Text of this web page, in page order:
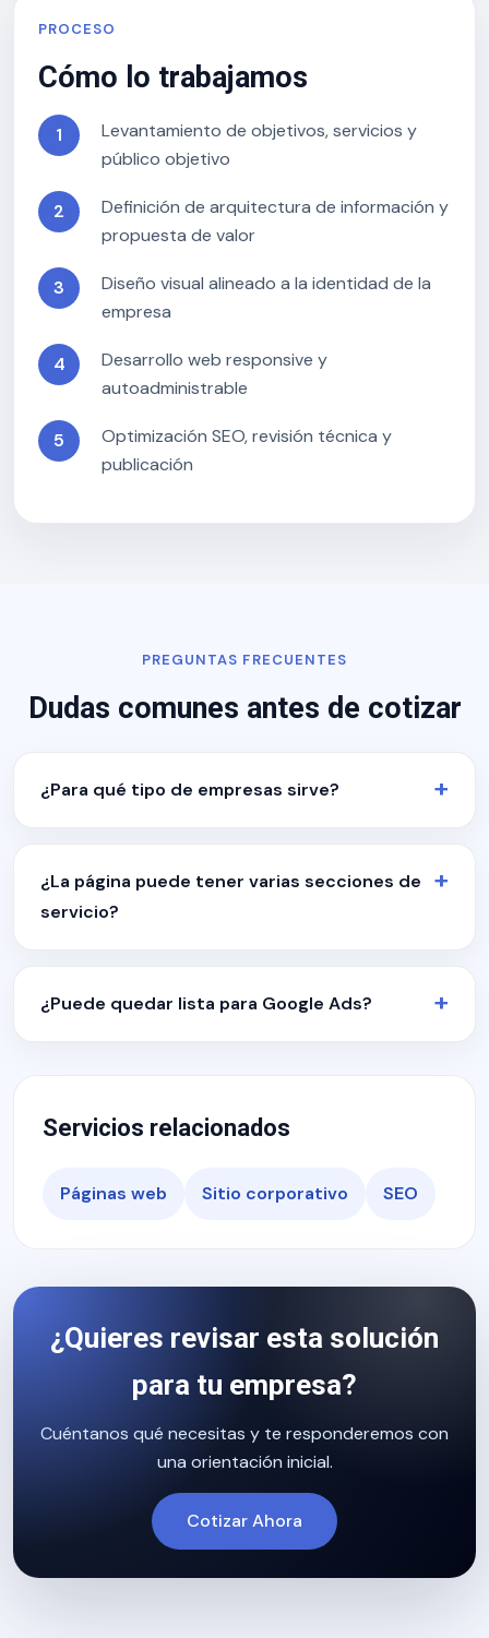
PROCESO
Cómo lo trabajamos
Levantamiento de objetivos, servicios y
público objetivo
Definición de arquitectura de información y
propuesta de valor
Diseño visual alineado a la identidad de la
empresa
Desarrollo web responsive y
autoadministrable
Optimización SEO, revisión técnica y
publicación
PREGUNTAS FRECUENTES
Dudas comunes antes de cotizar
¿Para qué tipo de empresas sirve?
¿La página puede tener varias secciones de
servicio?
¿Puede quedar lista para Google Ads?
Servicios relacionados
Páginas web Sitio corporativo SEO
¿Quieres revisar esta solución
para tu empresa?
Cuéntanos qué necesitas y te responderemos con
una orientación inicial.
Cotizar Ahora